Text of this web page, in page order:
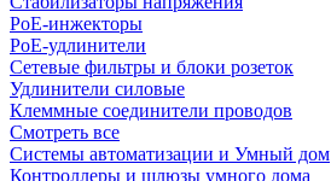
PoE-инжекторы
PoE-удлинители
Сетевые фильтры и блоки розеток
Удлинители силовые
Клеммные соединители проводов
Смотреть все
Системы автоматизации и Умный дом
Контроллеры и шлюзы умного дома